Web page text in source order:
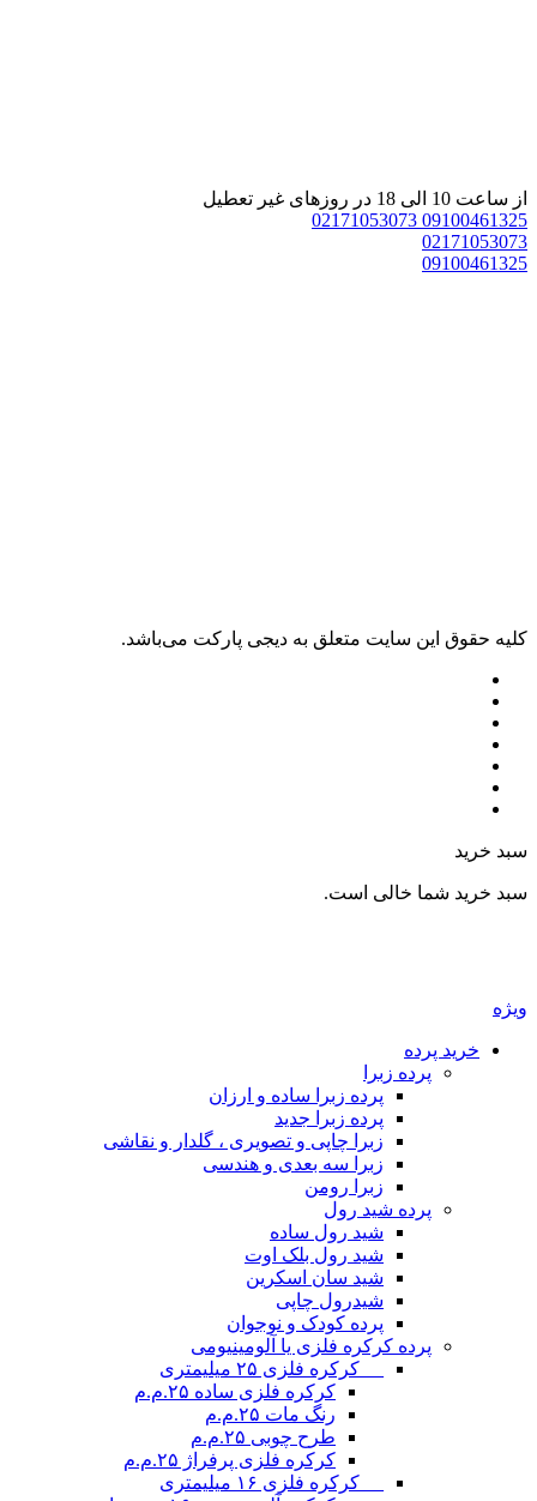
از ساعت 10 الی 18 در روزهای غیر تعطیل
09100461325
02171053073
02171053073
09100461325
کليه حقوق اين سايت متعلق به دیجی پارکت می‌باشد.
سبد خرید
سبد خرید شما خالی است.
ویژه
خرید پرده
پرده زبرا
پرده زبرا ساده و ارزان
پرده زبرا جدید
زبرا چاپی و تصویری ، گلدار و نقاشی
زبرا سه بعدی و هندسی
زبرا رومن
پرده شید رول
شید رول ساده
شید رول بلک اوت
شید سان اسکرین
شیدرول چاپی
پرده کودک و نوجوان
پرده کرکره فلزی یا آلومینیومی
__ کرکره فلزی ۲۵ میلیمتری
کرکره فلزی ساده ۲۵.م.م
رنگ مات ۲۵.م.م
طرح چوبی ۲۵.م.م
کرکره فلزی پرفراژ ۲۵.م.م
__ کرکره فلزی ۱۶ میلیمتری